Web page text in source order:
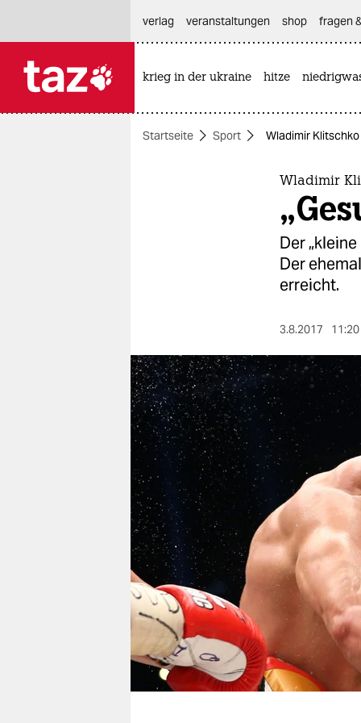
themen
berlin
nord
wahrheit
verlag
verlag
veranstaltungen
shop
fragen & hilfe
unterstützen
abo
genossenschaft
verlag
veranstaltungen shop fragen
krieg in der ukraine hitze
Startseite Sport Wladimir
Wladimir
Der
Der
erreicht.
3.8.2017